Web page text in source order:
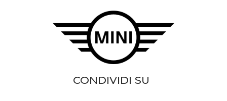
CONDIVIDI SU